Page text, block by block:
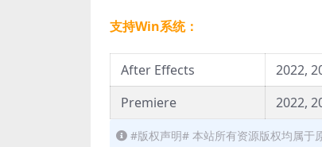
支持Win系统：
After Effects
2022,
Premiere
2022,
#版权声明# 本站所有资源版权均属于